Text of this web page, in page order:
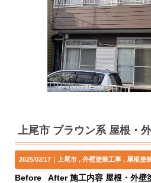
上尾市 ブラウン系 屋根・
2025/02/17｜ 上尾市 外壁塗装工事 屋根塗
Before After 施工内容 屋根・外壁